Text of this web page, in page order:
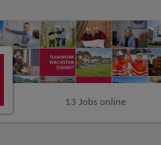
13 Jobs online